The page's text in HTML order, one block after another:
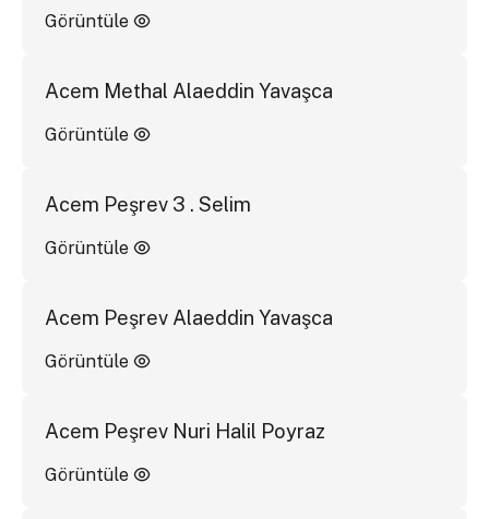
Görüntüle
Acem Methal Alaeddin Yavaşca
Görüntüle
Acem Peşrev 3 . Selim
Görüntüle
Acem Peşrev Alaeddin Yavaşca
Görüntüle
Acem Peşrev Nuri Halil Poyraz
Görüntüle